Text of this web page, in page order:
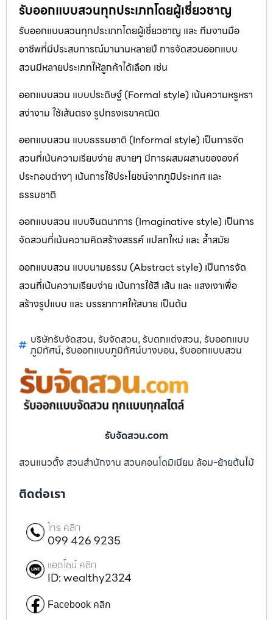
รับออกแบบสวนทุกประเภทโดยผู้เชี่ยวชาญ
รับออกแบบสวนทุกประเภทโดยผู้เชี่ยวชาญ และ ทีมงานมือ
อาชีพที่มีประสบการณ์มานานหลายปี การจัดสวนออกแบบ
สวนมีหลายประเภทให้ลูกค้าได้เลือก เช่น
ออกแบบสวน แบบประดิษฐ์ (Formal style) เน้นความหรูหรา
สง่างาม ใช้เส้นตรง รูปทรงเรขาคณิต
ออกแบบสวน แบบธรรมชาติ (Informal style) เป็นการจัด
สวนที่เน้นความเรียบง่าย สบายๆ มีการผสมผสานขององค์
ประกอบต่างๆ เน้นการใช้ประโยชน์จากภูมิประเทศ และ
ธรรมชาติ
ออกแบบสวน แบบจินตนาการ (Imaginative style) เป็นการ
จัดสวนที่เน้นความคิดสร้างสรรค์ แปลกใหม่ และ ล้ำสมัย
ออกแบบสวน แบบนามธรรม (Abstract style) เป็นการจัด
สวนที่เน้นความเรียบง่าย เน้นการใช้สี เส้น และ แสงเงาเพื่อ
สร้างรูปแบบ และ บรรยากาศให้สบาย เป็นต้น
บริษัทรับจัดสวน, รับจัดสวน, รับตกแต่งสวน, รับออกแบบ
ภูมิทัศน์, รับออกแบบภูมิทัศน์บางบอน, รับออกแบบสวน
รับจัดสวน.com
สวนแนวตั้ง สวนสำนักงาน สวนคอนโดมิเนียม ล้อม-ย้ายต้นไม้
ติดต่อเรา
โทร คลิก
099 426 9235
แอดไลน์ คลิก
ID: wealthy2324
Facebook คลิก